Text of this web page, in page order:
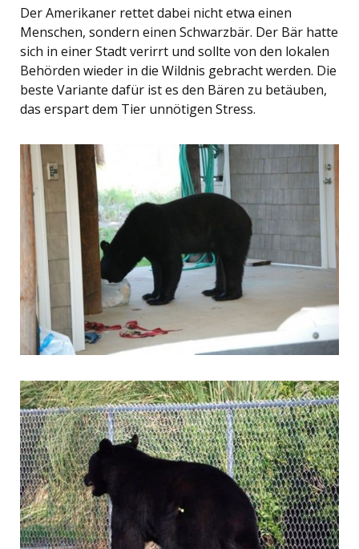
Der Amerikaner rettet dabei nicht etwa einen
Menschen, sondern einen Schwarzbär. Der Bär hatte
sich in einer Stadt verirrt und sollte von den lokalen
Behörden wieder in die Wildnis gebracht werden. Die
beste Variante dafür ist es den Bären zu betäuben,
das erspart dem Tier unnötigen Stress.